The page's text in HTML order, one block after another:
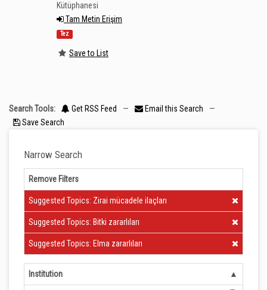
Kütüphanesi
Tam Metin Erişim
Tez
Save to List
Search Tools: Get RSS Feed — Email this Search
—
Save Search
Narrow Search
Remove Filters
Clear Filter
Suggested Topics: Zirai mücadele ilaçları
Clear Filter
Suggested Topics: Bitki zararlıları
Clear Filter
Suggested Topics: Elma zararlıları
Institution